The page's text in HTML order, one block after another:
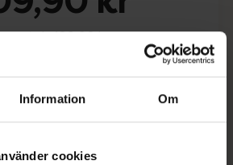
Information Om
cookies
apotek:109,90 kr
via ditt recept